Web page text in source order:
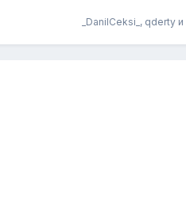
_DanilCeksi_ , qderty и